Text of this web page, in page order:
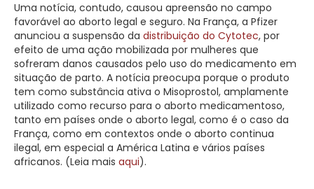
Uma notícia, contudo, causou apreensão no campo
favorável ao aborto legal e seguro. Na França, a Pfizer
anunciou a suspensão da distribuição do Cytotec, por
efeito de uma ação mobilizada por mulheres que
sofreram danos causados pelo uso do medicamento em
situação de parto. A notícia preocupa porque o produto
tem como substância ativa o Misoprostol, amplamente
utilizado como recurso para o aborto medicamentoso,
tanto em países onde o aborto legal, como é o caso da
França, como em contextos onde o aborto continua
ilegal, em especial a América Latina e vários países
africanos. (Leia mais aqui).